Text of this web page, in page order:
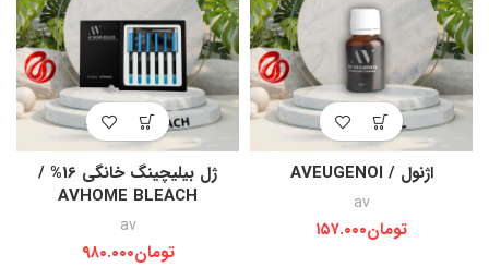
اژنول / AVEUGENOI
av
تومان۱۵۷.۰۰۰
ژل بیلیچینگ خانگی 16% /
AVHOME BLEACH
av
تومان۹۸۰.۰۰۰